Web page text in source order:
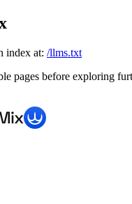
index at: /llms.txt
pages before exploring